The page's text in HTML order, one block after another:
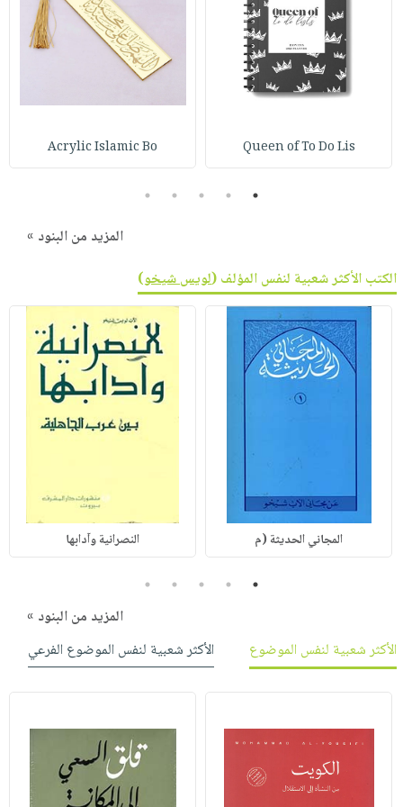
Queen of To Do Lis
Acrylic Islamic Bo
1
2
3
4
5
المزيد من البنود »
الكتب الأكثر شعبية لنفس المؤلف (لويس شيخو)
المجاني الحديثة (م النصرانية وآدابها
1
2
3
4
5
المزيد من البنود »
الأكثر شعبية لنفس الموضوع
الأكثر شعبية لنفس الموضوع الفرعي